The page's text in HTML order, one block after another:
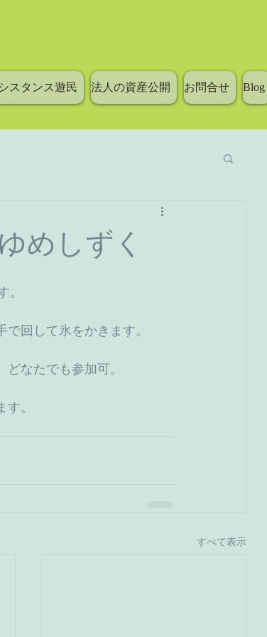
スタンス遊民 法人の資産公開 お問合せ Blog
めしずく
。
回して氷をかきます。
なたでも参加可。
。
すべて表示